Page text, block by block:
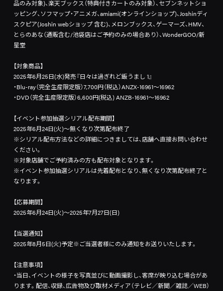
品のみ対象)、楽天ブックス（特典付きカートのみ対象）、セブンネットショ
ッピング、ソフマップ・アニメガ、amiami(オンラインショップ)、Joshinディ
スクピア(Joshin webショップ 含む)、メロンブックス、ゲーマーズ、HMV、
とらのあな（通販含む/池袋店はご予約のみの場合あり）、WonderGOO/新
星堂
【対象商品】
2025年6月25日(水)発売『日々は過ぎれど飯うまし 1』
・Blu-ray（完全生産限定版）7,700円（税込）ANZX-16961〜16962
・DVD（完全生産限定版）6,600円(税込) ANZB-16961〜16962
【イベント参加抽選シリアル配布期間】
2025年6月24日(火)～無くなり次第配布終了
※シリアル配布方法などの詳細につきましては、店舗へ直接お問い合わせ
ください。
※対象店舗でご予約済みの方も配布対象となります。
※イベント参加抽選シリアルは先着配布となり、無くなり次第配布終了と
なります。
【応募期間】
2025年6月24日(火)～2025年7月27日(日)
【当選通知】
2025年8月5日(火)予定※ご当選者様にのみ通知をお送りいたします。
【注意事項】
・当日、イベントの様子を写真並びに動画撮影し、客席が映り込む場合があ
ります。配信、収録、広告物及び取材メディア（テレビ／新聞／雑誌／WEB）